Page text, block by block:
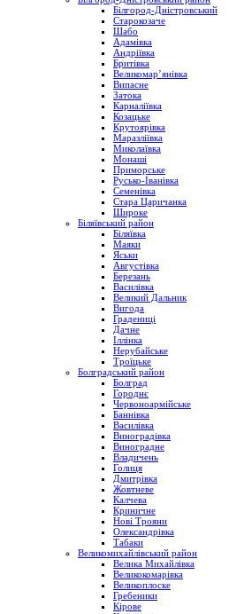
Білгород-Дністровський
Старокозаче
Шабо
Адамівка
Андріївка
Бритівка
Великомар’янівка
Випасне
Затока
Карналіївка
Козацьке
Крутоярівка
Маразліївка
Миколаївка
Монаші
Приморське
Русько-Іванівка
Семенівка
Стара Царичанка
Широке
Біляївський район
Біляївка
Маяки
Яськи
Августівка
Березань
Василівка
Великий Дальник
Вигода
Градениці
Дачне
Іллінка
Нерубайське
Троїцьке
Болградський район
Болград
Городнє
Червоноармійське
Баннівка
Василівка
Виноградівка
Виноградне
Владичень
Голиця
Дмитрівка
Жовтневе
Калчева
Криничне
Нові Трояни
Олександрівка
Табаки
Великомихайлівський район
Велика Михайлівка
Великокомарівка
Великоплоске
Гребеники
Кірове